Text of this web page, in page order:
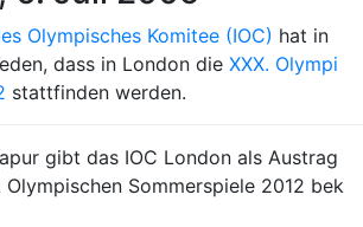
Olympisches Komitee (IOC) hat in
dass in London die XXX. Olympi
stattfinden werden.
gibt das IOC London als Austrag
Olympischen Sommerspiele 2012 bek